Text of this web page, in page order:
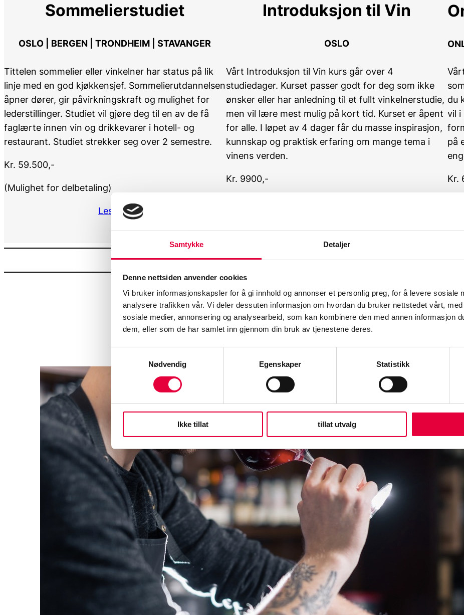
Samtykke Detaljer
Denne nettsiden anvender cookies
Vi bruker informasjonskapsler for å gi innhold og annonser et personlig preg, for å levere sosiale
analysere trafikken vår. Vi deler dessuten informasjon om hvordan du bruker nettstedet vårt,
sosiale medier, annonsering og analysearbeid, som kan kombinere den med annen informasjon
dem, eller som de har samlet inn gjennom din bruk av tjenestene deres.
Nødvendig
Egenskaper Statistikk
Ikke tillat tillat utvalg
Sommelierstudiet
OSLO | BERGEN | TRONDHEIM | STAVANGER
Tittelen sommelier eller vinkelner har status på lik
linje med en god kjøkkensjef. Sommelierutdannelsen
åpner dører, gir påvirkningskraft og mulighet for
lederstillinger. Studiet vil gjøre deg til en av de få
faglærte innen vin og drikkevarer i hotell- og
restaurant. Studiet strekker seg over 2 semestre.
Kr. 59.500,-
(Mulighet for delbetaling)
Les mer
Introduksjon til Vin
OSLO
Vårt Introduksjon til Vin kurs går over 4
studiedager. Kurset passer godt for deg som ikke
ønsker eller har anledning til et fullt vinkelnerstudie,
men vil lære mest mulig på kort tid. Kurset er åpent
for alle. I løpet av 4 dager får du masse inspirasjon,
kunnskap og praktisk erfaring om mange tema i
vinens verden.
Kr. 9900,-
du
vil i
på
Kr.
se alle våre kurs
Våre neste studier/